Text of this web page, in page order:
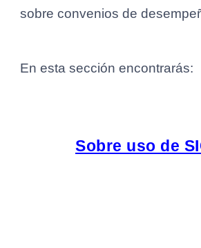
sobre convenios de
En esta sección encontrarás:
Sobre uso de